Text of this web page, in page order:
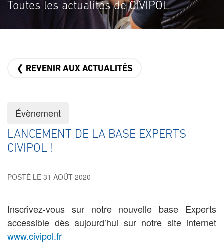
Toutes les actualités de CIVIPOL
❮ REVENIR AUX ACTUALITÉS
Évènement
LANCEMENT DE LA BASE EXPERTS
CIVIPOL !
POSTÉ LE 31 AOÛT 2020
Inscrivez-vous sur notre nouvelle base Experts
accessible dès aujourd’hui sur notre site internet
www.civipol.fr